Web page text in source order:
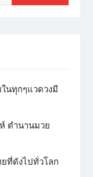
นทุกๆแวดวงมี
ตำนานมวย
ที่ดังไปทั่วโลก